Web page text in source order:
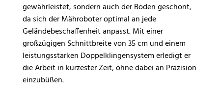
gewährleistet, sondern auch der Boden geschont,
da sich der Mähroboter optimal an jede
Geländebeschaffenheit anpasst. Mit einer
großzügigen Schnittbreite von 35 cm und einem
leistungsstarken Doppelklingensystem erledigt er
die Arbeit in kürzester Zeit, ohne dabei an Präzision
einzubüßen.